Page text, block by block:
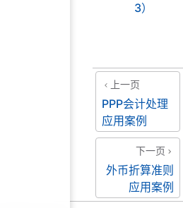
3）
上一页
PPP会计处理
应用案例
下一页
外币折算准则
应用案例